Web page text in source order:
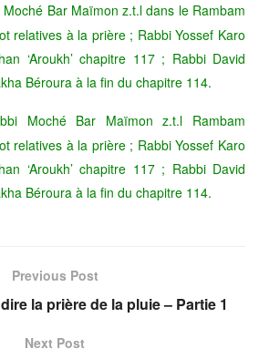
Bar Maïmon z.t.l dans le Rambam
relatives à la prière ; Rabbi Yossef Karo
‘Aroukh’ chapitre 117 ; Rabbi David
Béroura à la fin du chapitre 114.
Moché Bar Maïmon z.t.l Rambam
relatives à la prière ; Rabbi Yossef Karo
‘Aroukh’ chapitre 117 ; Rabbi David
Béroura à la fin du chapitre 114.
Previous Post
la prière de la pluie – Partie 1
Next Post